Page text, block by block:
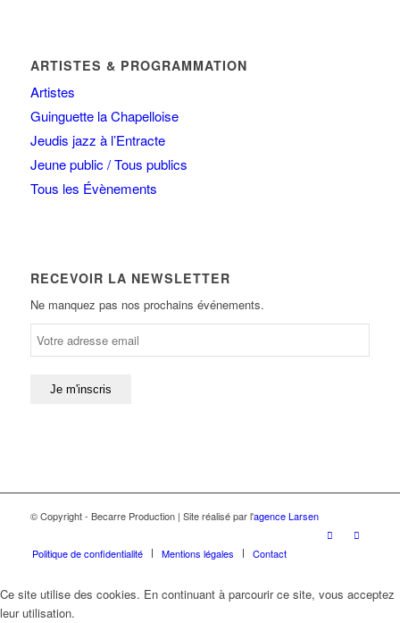
ARTISTES & PROGRAMMATION
Artistes
Guinguette la Chapelloise
Jeudis jazz à l’Entracte
Jeune public / Tous publics
Tous les Évènements
RECEVOIR LA NEWSLETTER
Ne manquez pas nos prochains événements.
© Copyright - Becarre Production | Site réalisé par l'agence Larsen
Politique de confidentialité Mentions légales Contact
Ce site utilise des cookies. En continuant à parcourir ce site, vous acceptez
leur utilisation.